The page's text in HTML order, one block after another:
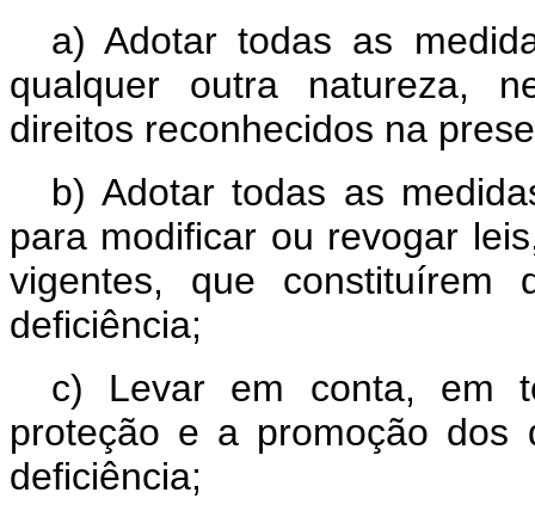
a) Adotar todas as
qualquer outra natureza,
direitos reconhecidos na
b) Adotar todas as
para modificar ou revogar
vigentes, que constituírem
deficiência;
c) Levar em conta, em
proteção e a promoção dos
deficiência;